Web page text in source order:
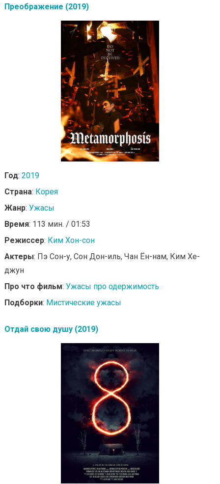
Преображение (2019)
Год: 2019
Страна: Корея
Жанр: Ужасы
Время: 113 мин. / 01:53
Режиссер: Ким Хон-сон
Актеры: Пэ Сон-у, Сон Дон-иль, Чан Ён-нам, Ким Хе-
джун
Про что фильм: Ужасы про одержимость
Подборки: Мистические ужасы
Отдай свою душу (2019)